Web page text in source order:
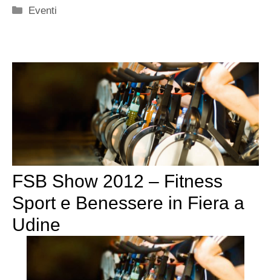
Categorie
Eventi
FSB Show 2012 – Fitness
Sport e Benessere in Fiera a
Udine